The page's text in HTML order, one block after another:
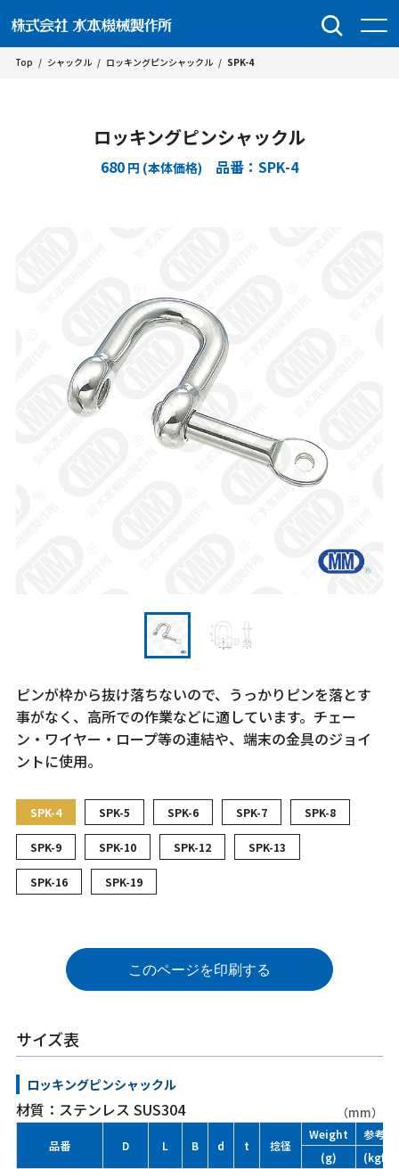
Top / シャックル / ロッキングピンシャックル / SPK-4
ロッキングピンシャックル
680 円 (本体価格) 品番：SPK-4
ピンが枠から抜け落ちないので、うっかりピンを落とす
事がなく、高所での作業などに適しています。チェー
ン・ワイヤー・ロープ等の連結や、端末の金具のジョイ
ントに使用。
SPK-4 SPK-5 SPK-6 SPK-7 SPK-8
SPK-9 SPK-10 SPK-12 SPK-13
SPK-16 SPK-19
このページを印刷する
サイズ表
ロッキングピンシャックル
材質：ステンレス SUS304 （mm）
品番 D L B d t 捻径
Weight
参考使
(g)
(kgf)